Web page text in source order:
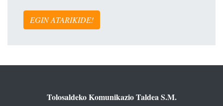
EGIN ATARIKIDE!
Tolosaldeko Komunikazio Taldea S.M.